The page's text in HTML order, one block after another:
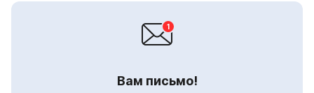
Вам письмо!